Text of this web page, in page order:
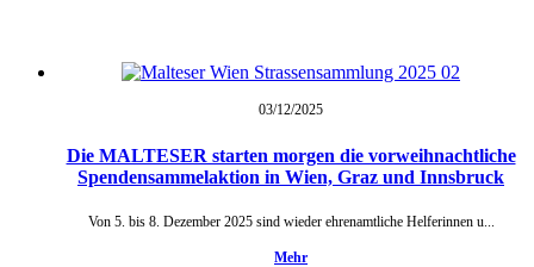
03/12/2025
Die MALTESER starten morgen die vorweihnachtliche
Spendensammelaktion in Wien, Graz und Innsbruck
Von 5. bis 8. Dezember 2025 sind wieder ehrenamtliche Helferinnen u...
Mehr